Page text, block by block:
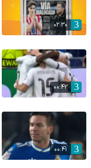
02:30
00:42
00:41